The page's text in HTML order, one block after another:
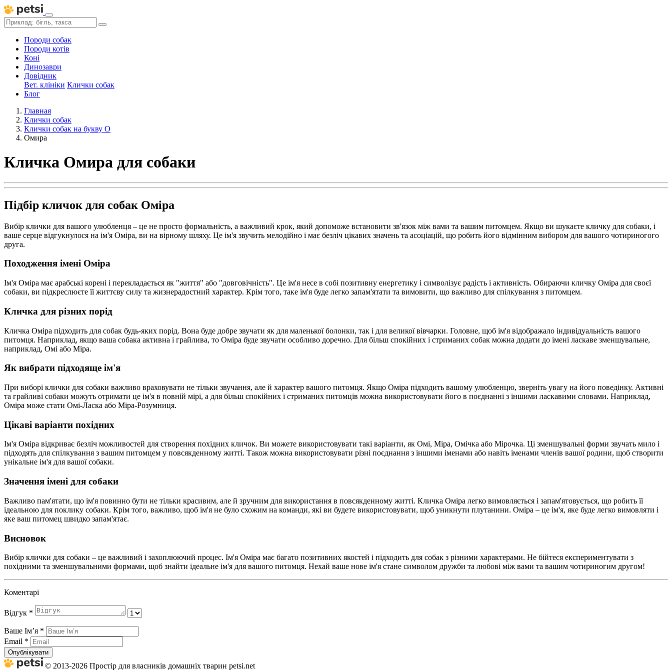
Породи собак
Породи котів
Коні
Динозаври
Довідник
Вет. клініки Клички собак
Блог
Главная
Клички собак
Клички собак на букву О
Омира
Кличка Омира для собаки
Підбір кличок для собак Оміра
Вибір клички для вашого улюбленця – це не просто формальність, а важливий крок, який допоможе встановити зв'язок між вами та вашим питомцем. Якщо ви шукаєте кличку для собаки, і
ваше серце відгукнулося на ім'я Оміра, ви на вірному шляху. Це ім'я звучить мелодійно і має безліч цікавих значень та асоціацій, що робить його відмінним вибором для вашого чотириногого
друга.
Походження імені Оміра
Ім'я Оміра має арабські корені і перекладається як "життя" або "довговічність". Це ім'я несе в собі позитивну енергетику і символізує радість і активність. Обираючи кличку Оміра для своєї
собаки, ви підкреслюєте її життєву силу та жизнерадостний характер. Крім того, таке ім'я буде легко запам'ятати та вимовити, що важливо для спілкування з питомцем.
Кличка для різних порід
Кличка Оміра підходить для собак будь-яких порід. Вона буде добре звучати як для маленької болонки, так і для великої вівчарки. Головне, щоб ім'я відображало індивідуальність вашого
питомця. Наприклад, якщо ваша собака активна і грайлива, то Оміра буде звучати особливо доречно. Для більш спокійних і стриманих собак можна додати до імені ласкаве зменшувальне,
наприклад, Омі або Міра.
Як вибрати підходяще ім'я
При виборі клички для собаки важливо враховувати не тільки звучання, але й характер вашого питомця. Якщо Оміра підходить вашому улюбленцю, зверніть увагу на його поведінку. Активні
та грайливі собаки можуть отримати це ім'я в повній мірі, а для більш спокійних і стриманих питомців можна використовувати його в поєднанні з іншими ласкавими словами. Наприклад,
Оміра може стати Омі-Ласка або Міра-Розумниця.
Цікаві варіанти похідних
Ім'я Оміра відкриває безліч можливостей для створення похідних кличок. Ви можете використовувати такі варіанти, як Омі, Міра, Омічка або Мірочка. Ці зменшувальні форми звучать мило і
підходять для спілкування з вашим питомцем у повсякденному житті. Також можна використовувати різні поєднання з іншими іменами або навіть іменами членів вашої родини, щоб створити
унікальне ім'я для вашої собаки.
Значення імені для собаки
Важливо пам'ятати, що ім'я повинно бути не тільки красивим, але й зручним для використання в повсякденному житті. Кличка Оміра легко вимовляється і запам'ятовується, що робить її
ідеальною для поклику собаки. Крім того, важливо, щоб ім'я не було схожим на команди, які ви будете використовувати, щоб уникнути плутанини. Оміра – це ім'я, яке буде легко вимовляти і
яке ваш питомец швидко запам'ятає.
Висновок
Вибір клички для собаки – це важливий і захоплюючий процес. Ім'я Оміра має багато позитивних якостей і підходить для собак з різними характерами. Не бійтеся експериментувати з
похідними та зменшувальними формами, щоб знайти ідеальне ім'я для вашого питомця. Нехай ваше нове ім'я стане символом дружби та любові між вами та вашим чотириногим другом!
Коментарі
Відгук *
Ваше Імʼя *
Email *
Опублікувати
© 2013-2026 Простір для власників домашніх тварин petsi.net